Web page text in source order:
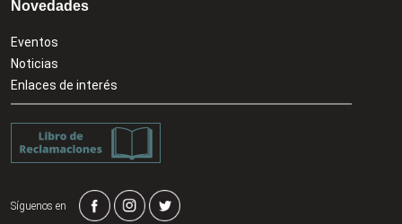
Novedades
Eventos
Noticias
Enlaces de interés
Síguenos en